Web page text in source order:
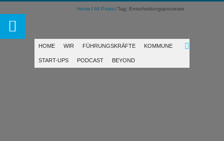
Home All Posts Tag: Entscheidungsprozesse
HOME WIR FÜHRUNGSKRÄFTE KOMMUNE
START-UPS PODCAST BEYOND